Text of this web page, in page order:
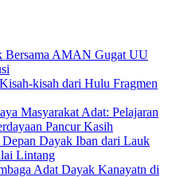
Bersama AMAN Gugat UU
kisah dari Hulu Fragmen
Masyarakat Adat: Pelajaran
Pancur Kasih
Dayak Iban dari Lauk
Lintang
Adat Dayak Kanayatn di